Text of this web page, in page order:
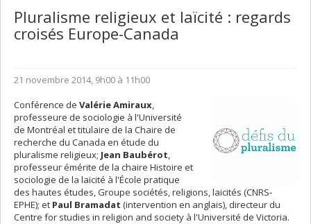
Pluralisme religieux et laïcité : regards
croisés Europe-Canada
21 novembre 2014, 9h00 à 11h00
Conférence de Valérie Amiraux,
professeure de sociologie à l'Université
de Montréal et titulaire de la Chaire de
recherche du Canada en étude du
pluralisme religieux; Jean Baubérot,
professeur émérite de la chaire Histoire et
sociologie de la laïcité à l'École pratique
des hautes études, Groupe sociétés, religions, laicités (CNRS-
EPHE); et Paul Bramadat (intervention en anglais), directeur du
Centre for studies in religion and society à l'Université de Victoria.